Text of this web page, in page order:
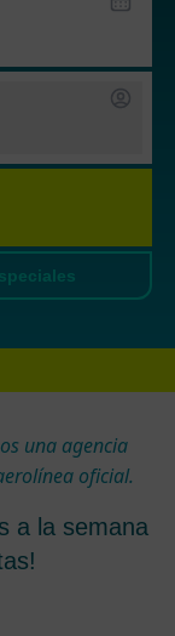
una agencia
oficial.
a la semana